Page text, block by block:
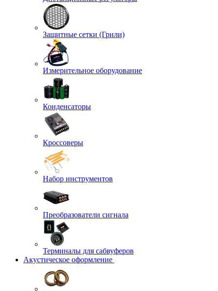
Защитные сетки (Грили)
Измерительное оборудование
Конденсаторы
Кроссоверы
Набор инструментов
Преобразователи сигнала
Терминалы для сабвуферов
Акустическое оформление